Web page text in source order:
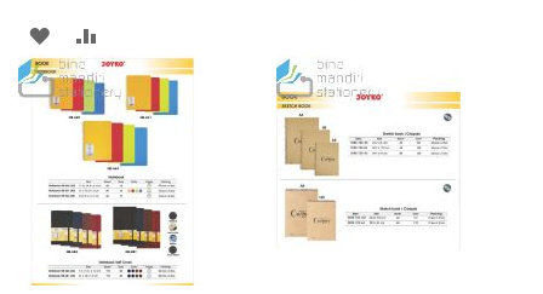
ADD
TO
WISH
LIST
TO
COMPARE
WISH
LIST
COMPARE